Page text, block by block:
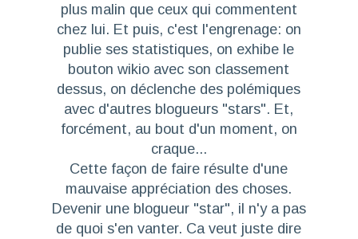
plus malin que ceux qui commentent
chez lui. Et puis, c'est l'engrenage: on
publie ses statistiques, on exhibe le
bouton wikio avec son classement
dessus, on déclenche des polémiques
avec d'autres blogueurs "stars". Et,
forcément, au bout d'un moment, on
craque...
Cette façon de faire résulte d'une
mauvaise appréciation des choses.
Devenir une blogueur "star", il n'y a pas
de quoi s'en vanter. Ca veut juste dire